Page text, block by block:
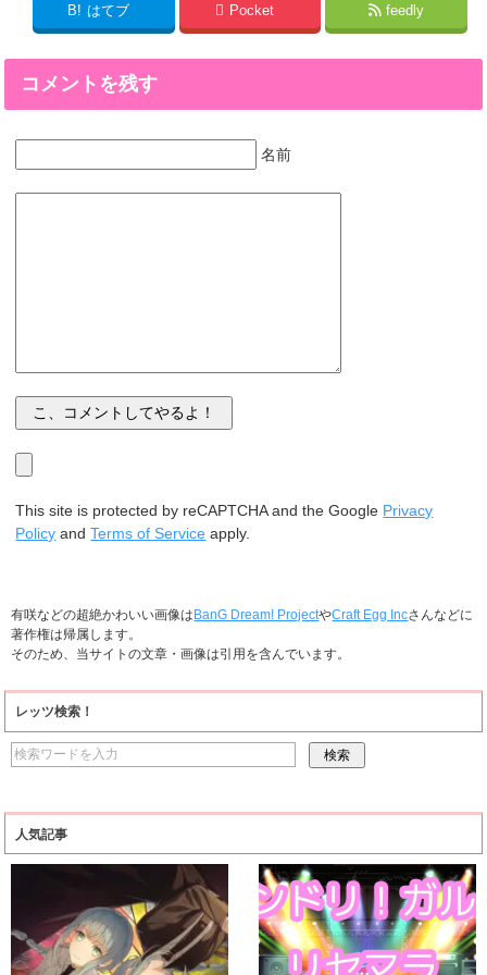
B! はてブ Pocket feedly
コメントを残す
名前
This site is protected by reCAPTCHA and the Google Privacy
Policy andTerms of Service apply.
有咲などの超絶かわいい画像はBanG Dream! ProjectやCraft Egg Incさんなどに
著作権は帰属します。
そのため、当サイトの文章・画像は引用を含んでいます。
レッツ検索！
人気記事